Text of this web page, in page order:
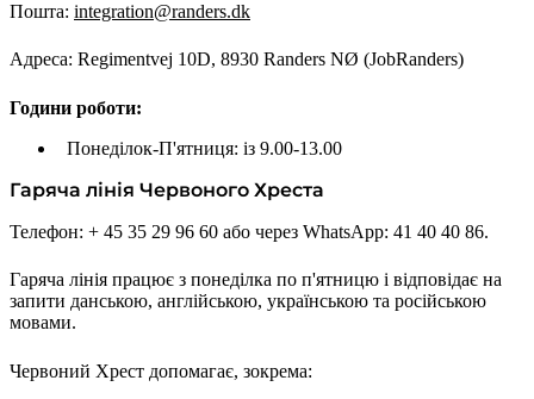
Пошта: integration@randers.dk
Адреса: Regimentvej 10D, 8930 Randers NØ (JobRanders)
Години роботи:
Понеділок-П'ятниця: із 9.00-13.00
Гаряча лінія Червоного Хреста
Телефон: + 45 35 29 96 60 або через WhatsApp: 41 40 40 86.
Гаряча лінія працює з понеділка по п'ятницю і відповідає на
запити данською, англійською, українською та російською
мовами.
Червоний Хрест допомагає, зокрема: